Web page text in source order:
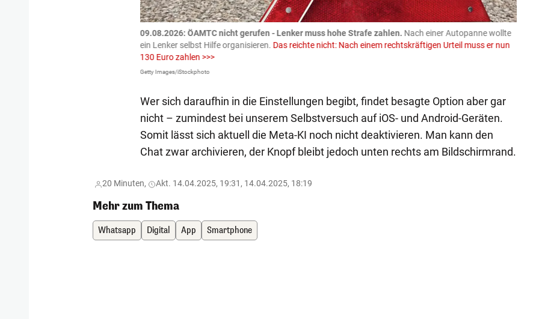
09.08.2026: ÖAMTC nicht gerufen - Lenker muss hohe Strafe zahlen. Nach einer Autopanne wollte
ein Lenker selbst Hilfe organisieren. Das reichte nicht: Nach einem rechtskräftigen Urteil muss er nun
130 Euro zahlen >>>
Getty Images/iStockphoto
Wer sich daraufhin in die Einstellungen begibt, findet besagte Option aber gar
nicht – zumindest bei unserem Selbstversuch auf iOS- und Android-Geräten.
Somit lässt sich aktuell die Meta-KI noch nicht deaktivieren. Man kann den
Chat zwar archivieren, der Knopf bleibt jedoch unten rechts am Bildschirmrand.
20 Minuten, Akt. 14.04.2025, 19:31, 14.04.2025, 18:19
Mehr zum Thema
Whatsapp Digital App Smartphone